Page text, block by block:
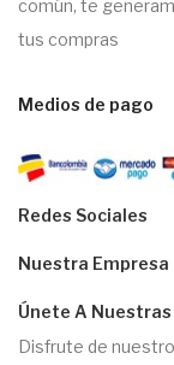
común, te
tus compras
Medios de pago
Redes Sociales
Nuestra Empresa
Únete A
Disfrute de